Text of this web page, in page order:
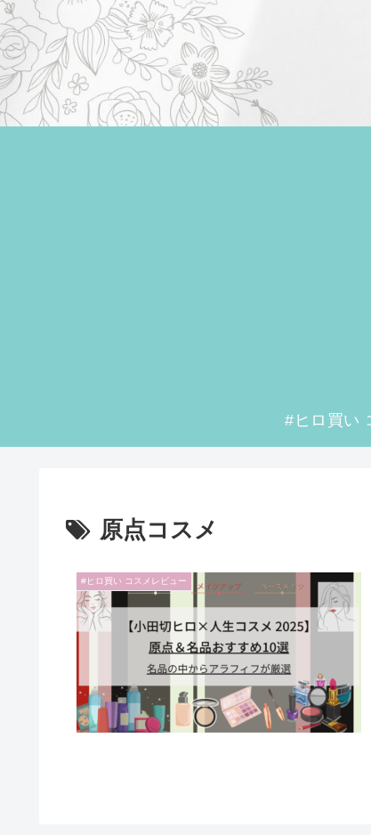
原点コスメ
#ヒロ買い コスメレビュー